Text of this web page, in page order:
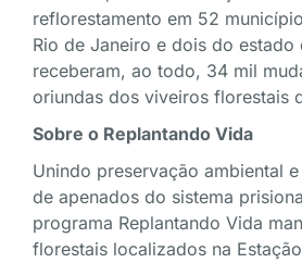
reflorestamento em 52
Rio de Janeiro e dois do estado
receberam, ao todo, 34 mil
oriundas dos viveiros florestais
Sobre o Replantando Vida
Unindo preservação ambiental
de apenados do sistema
programa Replantando Vida
florestais localizados na